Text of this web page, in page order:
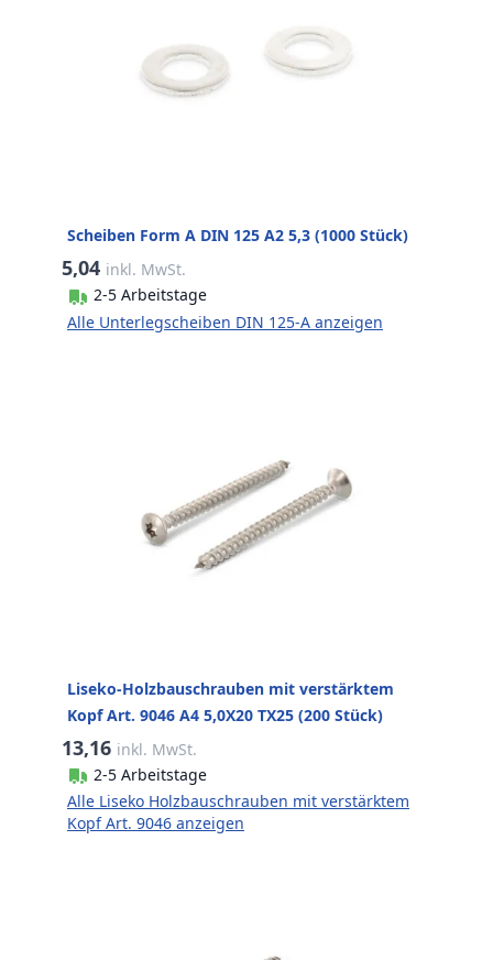
Scheiben Form A DIN 125 A2 5,3 (1000 Stück)
5,04 inkl. MwSt.
2-5 Arbeitstage
Alle Unterlegscheiben DIN 125-A anzeigen
Liseko-Holzbauschrauben mit verstärktem
Kopf Art. 9046 A4 5,0X20 TX25 (200 Stück)
13,16 inkl. MwSt.
2-5 Arbeitstage
Alle Liseko Holzbauschrauben mit verstärktem
Kopf Art. 9046 anzeigen